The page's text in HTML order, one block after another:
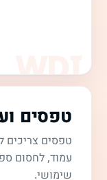
טפסים
טפסים צריכים
עמוד, לחסום
שימושי.